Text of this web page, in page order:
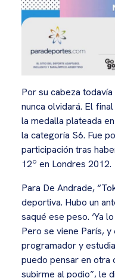
Por su cabeza
nunca olvidará. El
la medalla plateada
la categoría S6. Fue
participación tras
12º en Londres 2012.
Para De Andrade,
deportiva. Hubo un
saqué ese peso. ‘Ya
Pero se viene París,
programador y
puedo pensar en otra
subirme al podio”, le